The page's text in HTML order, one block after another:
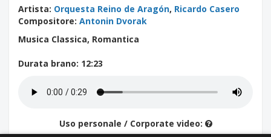
Artista: Orquesta Reino de Aragón, Ricardo Casero
Compositore: Antonin Dvorak
Musica Classica, Romantica
Durata brano: 12:23
Uso personale / Corporate video: